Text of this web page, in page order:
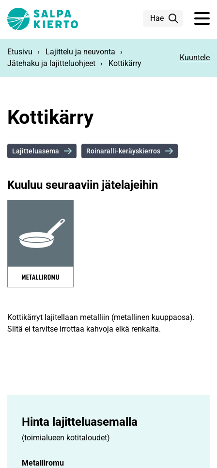
Hae
Etusivu
Lajittelu ja neuvonta
Jätehaku ja lajitteluohjeet
Kottikärry
Kuuntele
Kottikärry
Lajitteluasema Roinaralli-keräyskierros
Kuuluu seuraaviin jätelajeihin
Kottikärryt lajitellaan metalliin (metallinen kuuppaosa).
Siitä ei tarvitse irrottaa kahvoja eikä renkaita.
Hinta lajittelu­asemalla
(toimialueen kotitaloudet)
Metalliromu